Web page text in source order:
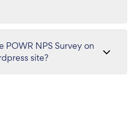
POWR NPS Survey on
site?